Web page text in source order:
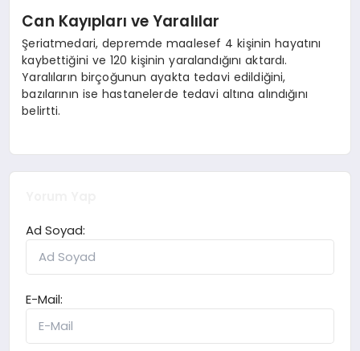
Can Kayıpları ve Yaralılar
Şeriatmedari, depremde maalesef 4 kişinin hayatını
kaybettiğini ve 120 kişinin yaralandığını aktardı.
Yaralıların birçoğunun ayakta tedavi edildiğini,
bazılarının ise hastanelerde tedavi altına alındığını
belirtti.
Ad Soyad:
E-Mail: